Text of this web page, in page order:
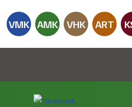
VMK AMK VHK ART